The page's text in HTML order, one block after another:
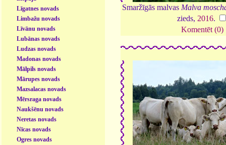
Līgatnes novads
Limbažu novads
Līvānu novads
Lubānas novads
Ludzas novads
Madonas novads
Mālpils novads
Mārupes novads
Mazsalacas novads
Mērsraga novads
Naukšēnu novads
Neretas novads
Nīcas novads
Ogres novads
Smaržīgās malvas Malva
zieds, 2016.
Komentēt (0)